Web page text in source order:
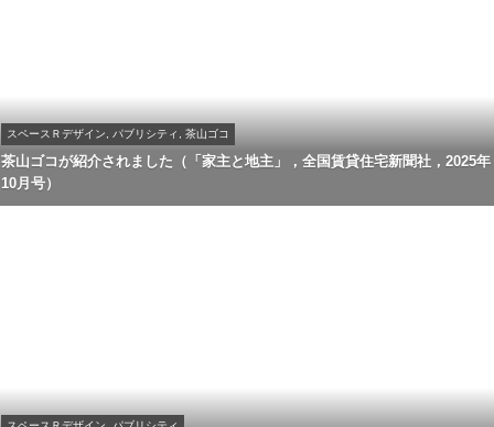
スペースＲデザイン, パブリシティ, 茶山ゴコ
茶山ゴコが紹介されました（「家主と地主」，全国賃貸住宅新聞社，2025年
10月号）